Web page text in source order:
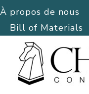
À propos de nous
Bill of Materials